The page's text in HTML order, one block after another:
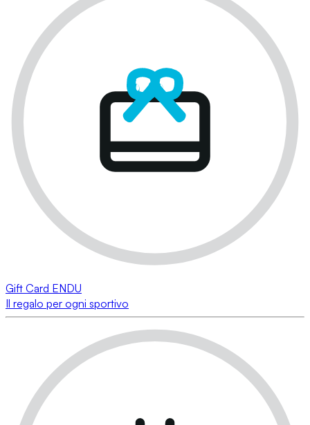
Gift Card ENDU
Il regalo per ogni sportivo